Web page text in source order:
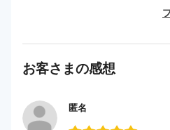
お客さまの感想
匿名